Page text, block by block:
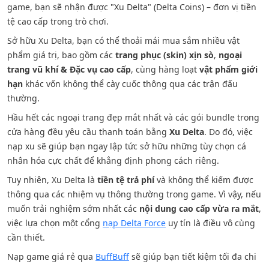
game, bạn sẽ nhận được "Xu Delta" (Delta Coins) – đơn vị tiền
tệ cao cấp trong trò chơi.
Sở hữu Xu Delta, bạn có thể thoải mái mua sắm nhiều vật
phẩm giá trị, bao gồm các trang phục (skin) xịn sò, ngoại
trang vũ khí & Đặc vụ cao cấp, cùng hàng loạt vật phẩm giới
hạn khác vốn không thể cày cuốc thông qua các trận đấu
thường.
Hầu hết các ngoại trang đẹp mắt nhất và các gói bundle trong
cửa hàng đều yêu cầu thanh toán bằng Xu Delta. Do đó, việc
nạp xu sẽ giúp bạn ngay lập tức sở hữu những tùy chọn cá
nhân hóa cực chất để khẳng định phong cách riêng.
Tuy nhiên, Xu Delta là tiền tệ trả phívà không thể kiếm được
thông qua các nhiệm vụ thông thường trong game. Vì vậy, nếu
muốn trải nghiệm sớm nhất các nội dung cao cấp vừa ra mắt,
việc lựa chọn một cổng nạp Delta Force uy tín là điều vô cùng
cần thiết.
Nạp game giá rẻ qua BuffBuff sẽ giúp bạn tiết kiệm tối đa chi